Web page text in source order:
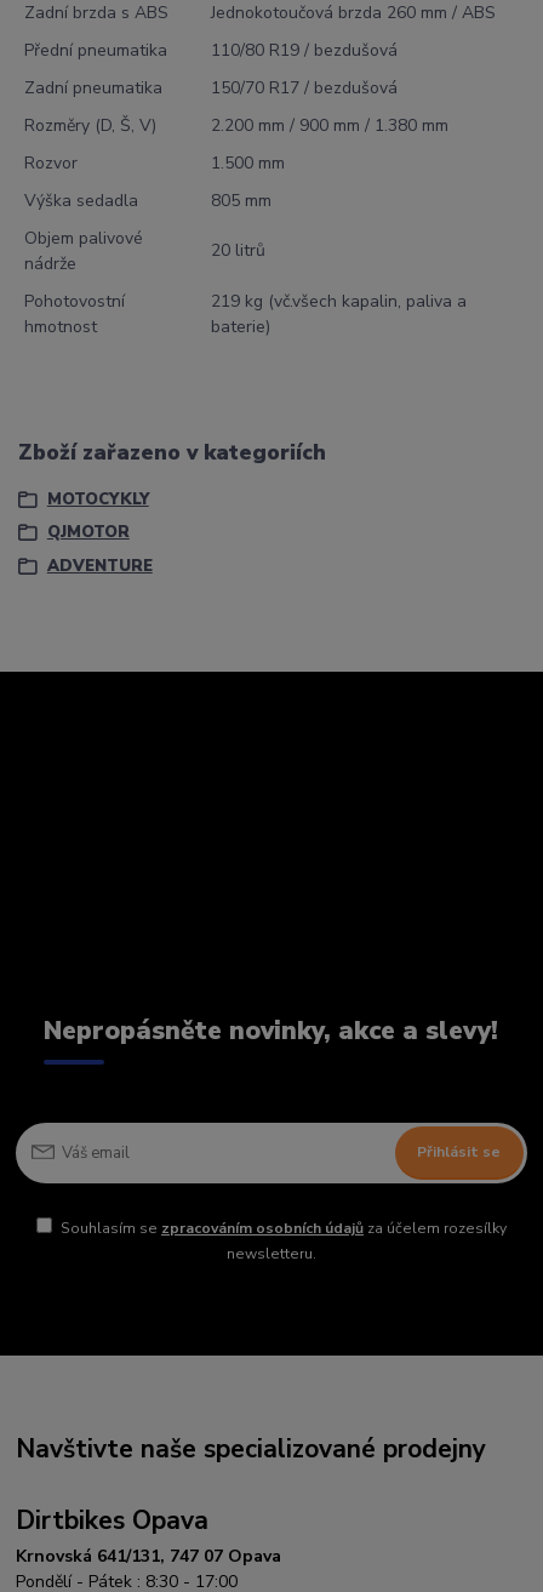
Zadní brzda s ABS
Jednokotoučová brzda 260 mm / ABS
Přední pneumatika
110/80 R19 / bezdušová
Zadní pneumatika
150/70 R17 / bezdušová
Rozměry (D, Š, V)
2.200 mm / 900 mm / 1.380 mm
Rozvor
1.500 mm
Výška sedadla
805 mm
Objem palivové
nádrže
20 litrů
Pohotovostní
hmotnost
219 kg (vč.všech kapalin, paliva a
baterie)
Zboží zařazeno v kategoriích
MOTOCYKLY
QJMOTOR
ADVENTURE
Nepropásněte novinky, akce a slevy!
Přihlásit se
Souhlasím se zpracováním osobních údajůza účelem rozesílky
newsletteru.
Navštivte naše specializované prodejny
Dirtbikes Opava
Krnovská 641/131, 747 07 Opava
Pondělí - Pátek : 8:30 - 17:00